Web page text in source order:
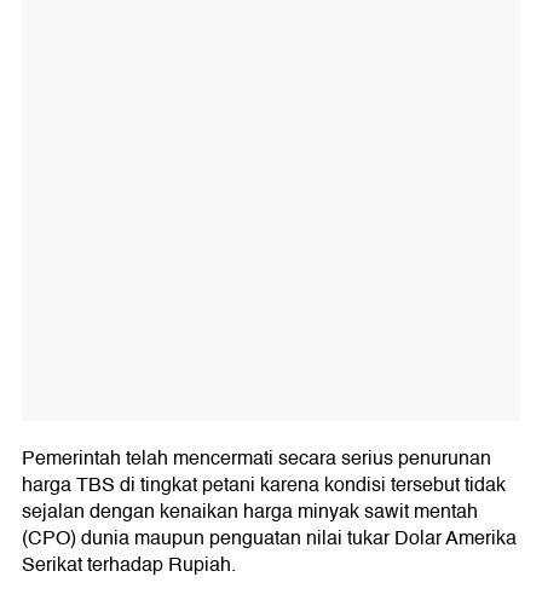
Pemerintah telah mencermati secara serius penurunan
harga TBS di tingkat petani karena kondisi tersebut tidak
sejalan dengan kenaikan harga minyak sawit mentah
(CPO) dunia maupun penguatan nilai tukar Dolar Amerika
Serikat terhadap Rupiah.